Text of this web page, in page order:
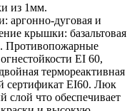
из 1мм.
аргонно-дуговая и
крышки: базальтовая
Противопожарные
EI 60,
термореактивная
сертификат EI60. Люк
слой что обеспечивает